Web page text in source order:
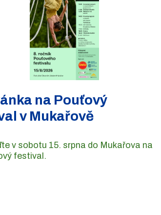
na Pouťový
v Mukařově
v sobotu 15. srpna do Mukařova na
festival.